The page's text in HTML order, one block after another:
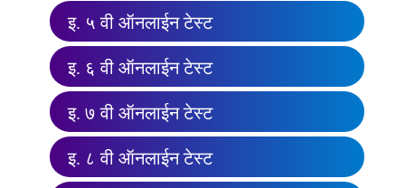
इ. ५ वी ऑनलाईन टेस्ट
इ. ६ वी ऑनलाईन टेस्ट
इ. ७ वी ऑनलाईन टेस्ट
इ. ८ वी ऑनलाईन टेस्ट